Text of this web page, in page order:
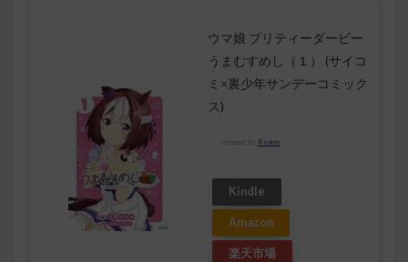
ウマ娘 プリティーダービー
うまむすめし（１） (サイコ
ミ×裏少年サンデーコミック
ス)
created by Rinker
Kindle
Amazon
楽天市場